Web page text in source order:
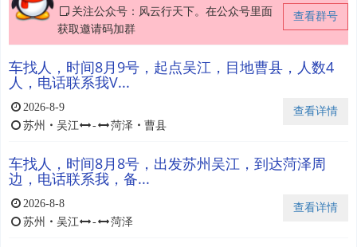
查看群号
关注公众号：风云行天下。在公众号里面
获取邀请码加群
车找人，时间8月9号，起点吴江，目地曹县，人数4
人，电话联系我V...
查看详情
2026-8-9
苏州 ・ 吴江 - 菏泽・ 曹县
车找人，时间8月8号，出发苏州吴江，到达菏泽周
边，电话联系我，备...
查看详情
2026-8-8
苏州 ・ 吴江 - 菏泽